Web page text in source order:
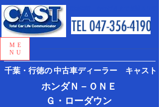
千葉・行徳の中古車ディーラー キャスト
ME
NU
ホンダＮ－ＯＮＥ
Ｇ・ローダウン